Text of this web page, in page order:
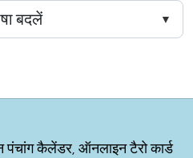
कैलेंडर, ऑनलाइन टैरो कार्ड